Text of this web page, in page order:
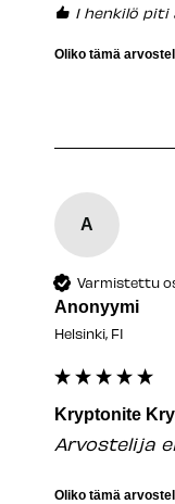
1 henkilö
Oliko tämä
A
Varmistettu
Anonyymi
Helsinki, FI
Kryptonite
Arvostelija
Oliko tämä